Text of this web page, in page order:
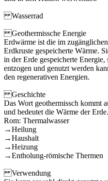
Wasserrad
Geothermissche Energie
Erdwärme ist die im
Erdkruste gespeicherte Wärme.
in der Erde gespeicherte Energie,
entzogen und genutzt werden
den regenerativen Energien.
Geschichte
Das Wort geothermissch kommt
und bedeutet die Wärme der Erde.
Rom: Thermalwasser
→Heilung
→Haushalt
→Heizung
→Entholung-römische Thermen
Verwendung